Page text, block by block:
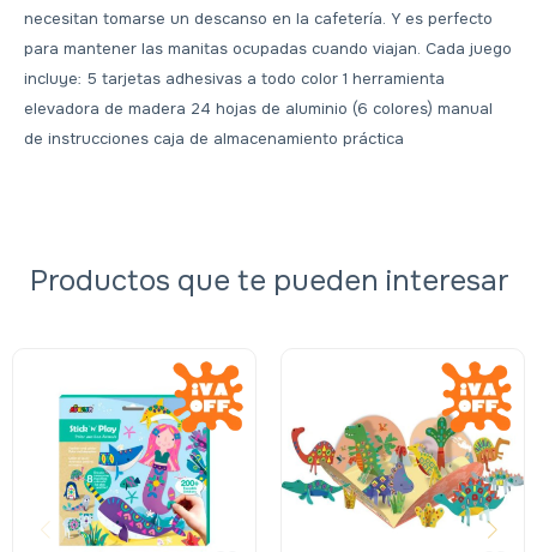
necesitan tomarse un descanso en la cafetería. Y es perfecto
para mantener las manitas ocupadas cuando viajan. Cada juego
incluye: 5 tarjetas adhesivas a todo color 1 herramienta
elevadora de madera 24 hojas de aluminio (6 colores) manual
de instrucciones caja de almacenamiento práctica
Productos que te pueden interesar